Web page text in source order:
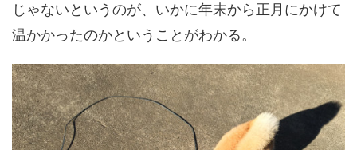
じゃないというのが、いかに年末から正月にかけて
温かかったのかということがわかる。